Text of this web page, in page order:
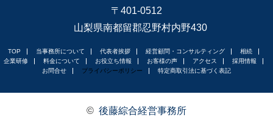
〒401-0512
山梨県南都留郡忍野村内野430
TOP 当事務所について 代表者挨拶 経営顧問・コンサルティング
相続
企業研修
料金について お役立ち情報 お客様の声 アクセス
採用情報
お問合せ
プライバシーポリシー 特定商取引法に基づく表記
© 後藤綜合経営事務所